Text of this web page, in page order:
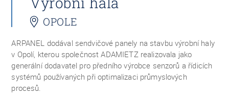
OPOLE
ARPANEL dodával sendvičové panely na stavbu výrobní haly
v Opolí, kterou společnost ADAMIETZ realizovala jako
generální dodavatel pro předního výrobce senzorů a řídicích
systémů používaných při optimalizaci průmyslových
procesů.